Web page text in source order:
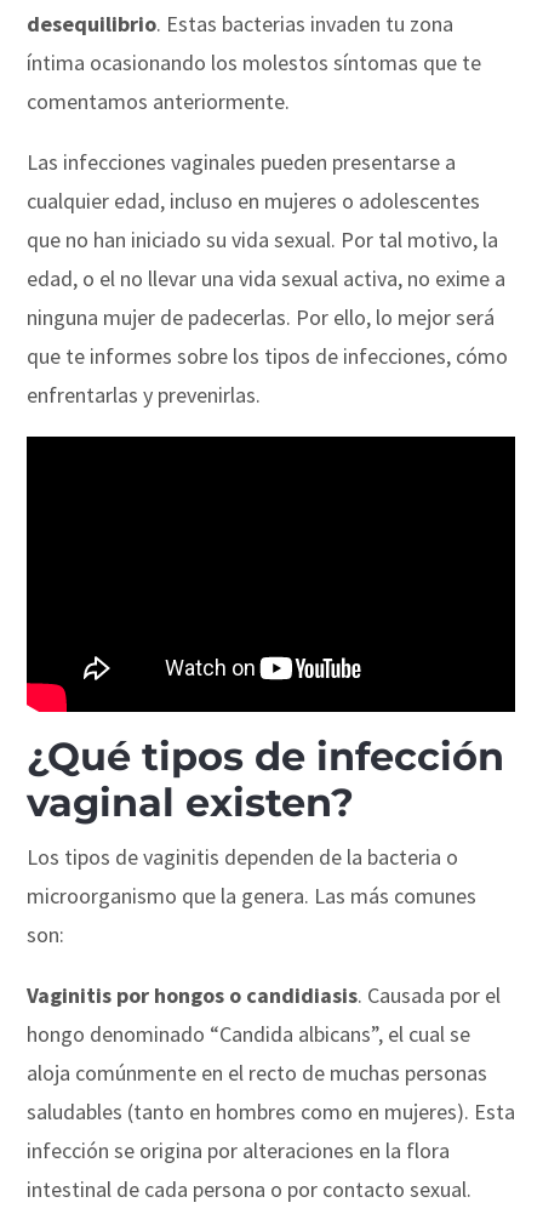
desequilibrio. Estas bacterias invaden tu zona
íntima ocasionando los molestos síntomas que te
comentamos anteriormente.
Las infecciones vaginales pueden presentarse a
cualquier edad, incluso en mujeres o adolescentes
que no han iniciado su vida sexual. Por tal motivo, la
edad, o el no llevar una vida sexual activa, no exime a
ninguna mujer de padecerlas. Por ello, lo mejor será
que te informes sobre los tipos de infecciones, cómo
enfrentarlas y prevenirlas.
¿Qué tipos de infección
vaginal existen?
Los tipos de vaginitis dependen de la bacteria o
microorganismo que la genera. Las más comunes
son:
Vaginitis por hongos o candidiasis. Causada por el
hongo denominado “Candida albicans”, el cual se
aloja comúnmente en el recto de muchas personas
saludables (tanto en hombres como en mujeres). Esta
infección se origina por alteraciones en la flora
intestinal de cada persona o por contacto sexual.